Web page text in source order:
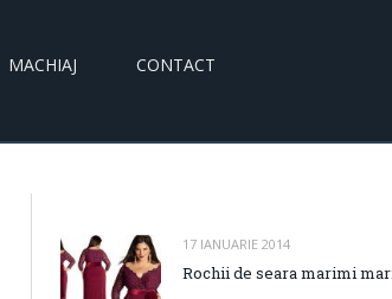
MACHIAJ CONTACT
17 IANUARIE 2014
Rochii de seara marimi